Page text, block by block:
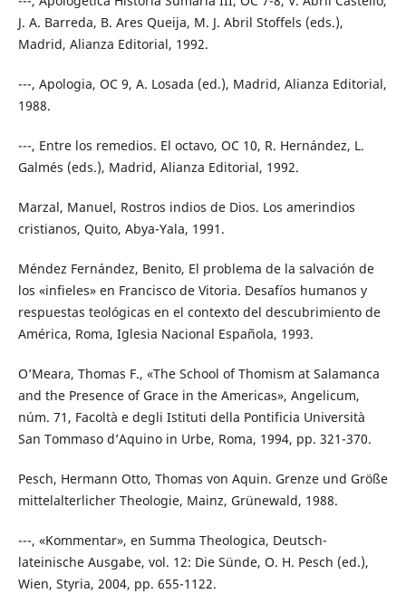
J. A. Barreda, B. Ares Queija, M. J. Abril Stoffels (eds.),
Madrid, Alianza Editorial, 1992.
---, Apologia, OC 9, A. Losada (ed.), Madrid, Alianza Editorial,
1988.
---, Entre los remedios. El octavo, OC 10, R. Hernández, L.
Galmés (eds.), Madrid, Alianza Editorial, 1992.
Marzal, Manuel, Rostros indios de Dios. Los amerindios
cristianos, Quito, Abya-Yala, 1991.
Méndez Fernández, Benito, El problema de la salvación de
los «infieles» en Francisco de Vitoria. Desafíos humanos y
respuestas teológicas en el contexto del descubrimiento de
América, Roma, Iglesia Nacional Española, 1993.
O’Meara, Thomas F., «The School of Thomism at Salamanca
and the Presence of Grace in the Americas», Angelicum,
núm. 71, Facoltà e degli Istituti della Pontificia Università
San Tommaso d’Aquino in Urbe, Roma, 1994, pp. 321-370.
Pesch, Hermann Otto, Thomas von Aquin. Grenze und Größe
mittelalterlicher Theologie, Mainz, Grünewald, 1988.
---, «Kommentar», en Summa Theologica, Deutsch-
lateinische Ausgabe, vol. 12: Die Sünde, O. H. Pesch (ed.),
Wien, Styria, 2004, pp. 655-1122.